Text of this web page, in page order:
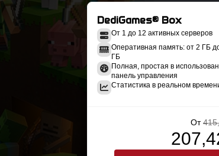
04.07.2024, 06:31:08
18.06.2024, 00:58:05
05.06.2024, 01:13:10
DediGames® Box
От 1 до 12 активных серверов
Оперативная память: от 2 ГБ
ГБ
Полная, простая в
панель управления
Статистика в реальном
От